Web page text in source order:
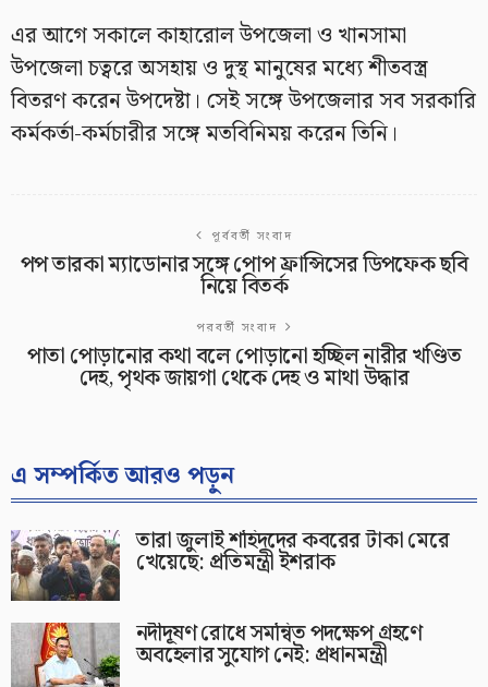
এর আগে সকালে কাহারোল উপজেলা ও খানসামা
উপজেলা চত্বরে অসহায় ও দুস্থ মানুষের মধ্যে শীতবস্ত্র
বিতরণ করেন উপদেষ্টা। সেই সঙ্গে উপজেলার সব সরকারি
কর্মকর্তা-কর্মচারীর সঙ্গে মতবিনিময় করেন তিনি।
পূর্ববর্তী সংবাদ
পপ তারকা ম্যাডোনার সঙ্গে পোপ ফ্রান্সিসের ডিপফেক ছবি
নিয়ে বিতর্ক
পরবর্তী সংবাদ
পাতা পোড়ানোর কথা বলে পোড়ানো হচ্ছিল নারীর খণ্ডিত
দেহ, পৃথক জায়গা থেকে দেহ ও মাথা উদ্ধার
এ সম্পর্কিত আরও পড়ুন
তারা জুলাই শহিদদের কবরের টাকা মেরে
খেয়েছে: প্রতিমন্ত্রী ইশরাক
নদীদূষণ রোধে সমন্বিত পদক্ষেপ গ্রহণে
অবহেলার সুযোগ নেই: প্রধানমন্ত্রী